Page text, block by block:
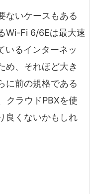
ないケースもある
Wi-Fi 6/6Eは最大速
いるインターネッ
め、それほど大き
に前の規格である
クラウドPBXを使
良くないかもしれ